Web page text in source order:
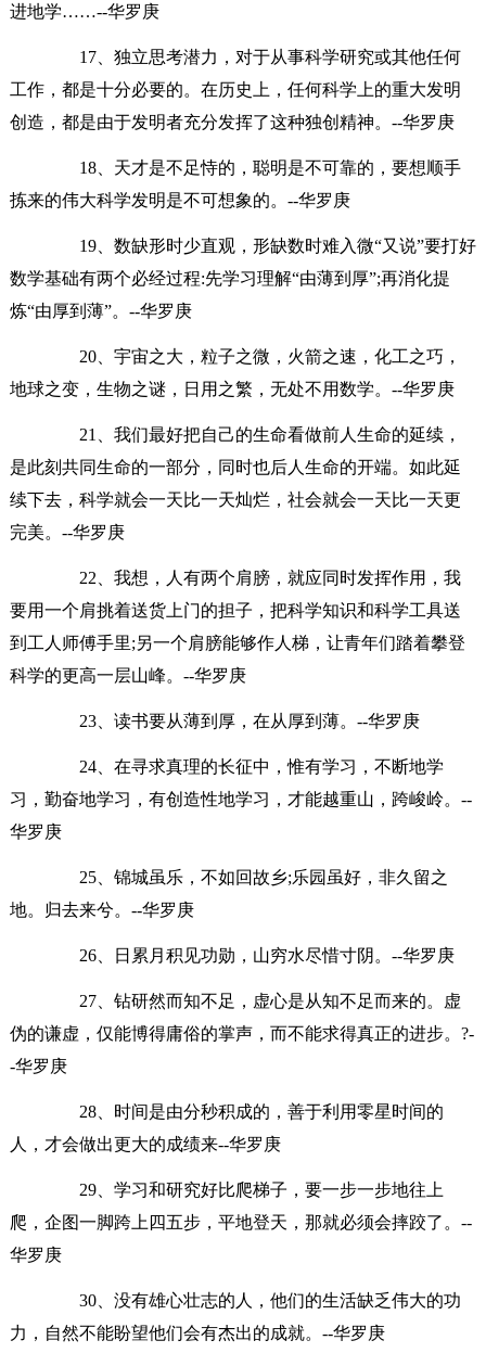
进地学……--华罗庚
17、独立思考潜力，对于从事科学研究或其他任何
工作，都是十分必要的。在历史上，任何科学上的重大发明
创造，都是由于发明者充分发挥了这种独创精神。--华罗庚
18、天才是不足恃的，聪明是不可靠的，要想顺手
拣来的伟大科学发明是不可想象的。--华罗庚
19、数缺形时少直观，形缺数时难入微“又说”要打好
数学基础有两个必经过程:先学习理解“由薄到厚”;再消化提
炼“由厚到薄”。--华罗庚
20、宇宙之大，粒子之微，火箭之速，化工之巧，
地球之变，生物之谜，日用之繁，无处不用数学。--华罗庚
21、我们最好把自己的生命看做前人生命的延续，
是此刻共同生命的一部分，同时也后人生命的开端。如此延
续下去，科学就会一天比一天灿烂，社会就会一天比一天更
完美。--华罗庚
22、我想，人有两个肩膀，就应同时发挥作用，我
要用一个肩挑着送货上门的担子，把科学知识和科学工具送
到工人师傅手里;另一个肩膀能够作人梯，让青年们踏着攀登
科学的更高一层山峰。--华罗庚
23、读书要从薄到厚，在从厚到薄。--华罗庚
24、在寻求真理的长征中，惟有学习，不断地学
习，勤奋地学习，有创造性地学习，才能越重山，跨峻岭。--
华罗庚
25、锦城虽乐，不如回故乡;乐园虽好，非久留之
地。归去来兮。--华罗庚
26、日累月积见功勋，山穷水尽惜寸阴。--华罗庚
27、钻研然而知不足，虚心是从知不足而来的。虚
伪的谦虚，仅能博得庸俗的掌声，而不能求得真正的进步。?-
-华罗庚
28、时间是由分秒积成的，善于利用零星时间的
人，才会做出更大的成绩来--华罗庚
29、学习和研究好比爬梯子，要一步一步地往上
爬，企图一脚跨上四五步，平地登天，那就必须会摔跤了。--
华罗庚
30、没有雄心壮志的人，他们的生活缺乏伟大的功
力，自然不能盼望他们会有杰出的成就。--华罗庚